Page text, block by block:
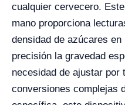
cualquier cervecero.
mano proporciona
densidad de azúcares
precisión la gravedad
necesidad de ajustar por
conversiones complejas